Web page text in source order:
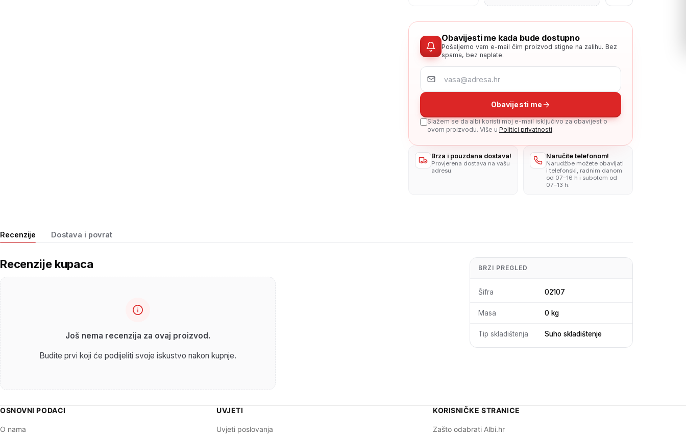
Obavijesti me kada bude dostupno
Pošaljemo vam e-mail čim proizvod stigne na zalihu. Bez
spama, bez naplate.
Obavijesti me
Slažem se da albi koristi moj e-mail isključivo za obavijest o
ovom proizvodu. Više u Politici privatnosti.
Brza i pouzdana dostava!
Provjerena dostava na vašu
adresu.
Naručite telefonom!
Narudžbe možete obavljati
i telefonski, radnim danom
od 07–16 h i subotom od
07–13 h.
Recenzije Dostava i povrat
Recenzije kupaca
Još nema recenzija za ovaj proizvod.
Budite prvi koji će podijeliti svoje iskustvo nakon kupnje.
BRZI PREGLED
Šifra 02107
Masa 0 kg
Tip skladištenja Suho skladištenje
OSNOVNI PODACI
O nama
UVJETI
Uvjeti poslovanja
KORISNIČKE STRANICE
Zašto odabrati Albi.hr